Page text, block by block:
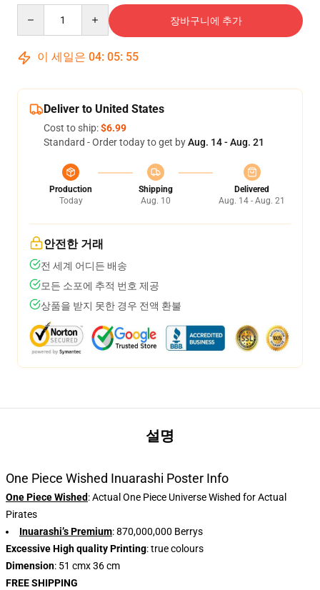
장바구니에 추가
이 세일은 04: 05: 54
Deliver to United States
Cost to ship:$6.99
Standard - Order today to get byAug. 14 - Aug. 21
Production
Today
Shipping
Aug. 10
Delivered
Aug. 14 - Aug. 21
안전한 거래
전 세계 어디든 배송
모든 소포에 추적 번호 제공
상품을 받지 못한 경우 전액 환불
설명
One Piece Wished Inuarashi Poster Info
One Piece Wished: Actual One Piece Universe Wished for Actual
Pirates
Inuarashi’s Premium: 870,000,000 Berrys
Excessive High quality Printing: true colours
Dimension: 51 cmx 36 cm
FREE SHIPPING